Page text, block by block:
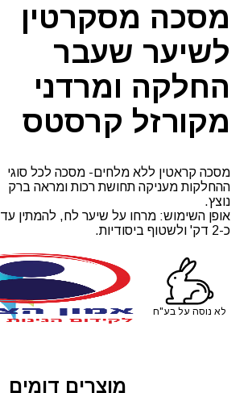
מקורזל
קרסטס
מסכה מסקרטין
לשיער שעבר
החלקה ומרדני
מקורזל קרסטס
מסכה קראטין ללא מלחים- מסכה לכל סוגי
ההחלקות מעניקה תחושת רכות ומראה ברק
נוצץ.
אופן השימוש: מרחו על שיער לח, להמתין עד
כ-2 דק' ולשטוף ביסודיות.
לא נוסה על בע"ח
מוצרים דומים